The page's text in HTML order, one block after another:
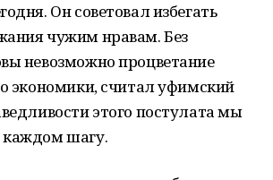
Он советовал избегать
чужим нравам. Без
невозможно процветание
экономики, считал уфимский
этого постулата мы
каждом шагу.